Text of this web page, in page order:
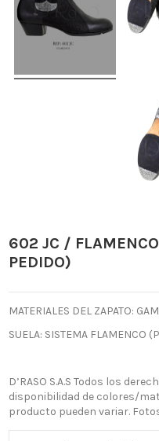
602 JC /
PEDIDO)
MATERIALES DEL ZAPATO:
SUELA: SISTEMA FLAMENCO
D’RASO S.A.S Todos los
disponibilidad de colores/
producto pueden variar.